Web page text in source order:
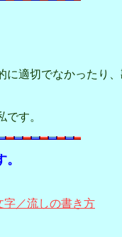
適切でなかったり
す。
／流しの書き方